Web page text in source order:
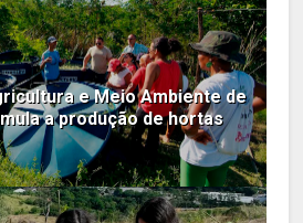
e Meio Ambiente de
a produção de hortas